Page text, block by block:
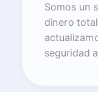
Somos un
dinero
seguridad